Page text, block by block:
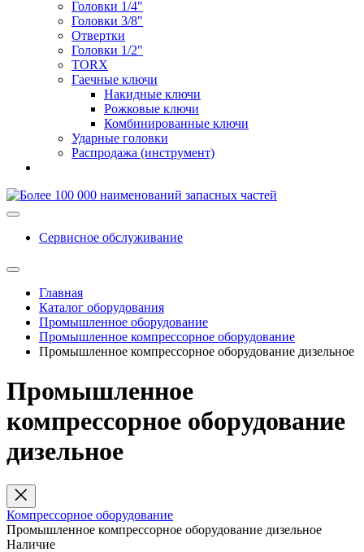
Головки 1/4"
Головки 3/8"
Отвертки
Головки 1/2"
TORX
Гаечные ключи
Накидные ключи
Рожковые ключи
Комбинированные ключи
Ударные головки
Распродажа (инструмент)
Сервисное обслуживание
Главная
Каталог оборудования
Промышленное оборудование
Промышленное компрессорное оборудование
Промышленное компрессорное оборудование дизельное
Промышленное
компрессорное оборудование
дизельное
Компрессорное оборудование
Промышленное компрессорное оборудование дизельное
Наличие